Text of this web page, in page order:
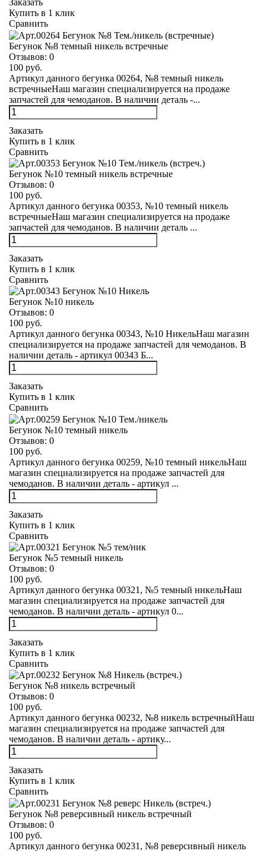
Заказать
Купить в 1 клик
Сравнить
Бегунок №8 темный никель встречные
Отзывов: 0
100 руб.
Артикул данного бегунка 00264, №8 темный никель
встречныеНаш магазин специализируется на продаже
запчастей для чемоданов. В наличии деталь -...
Заказать
Купить в 1 клик
Сравнить
Бегунок №10 темный никель встречные
Отзывов: 0
100 руб.
Артикул данного бегунка 00353, №10 темный никель
встречныеНаш магазин специализируется на продаже
запчастей для чемоданов. В наличии деталь ...
Заказать
Купить в 1 клик
Сравнить
Бегунок №10 никель
Отзывов: 0
100 руб.
Артикул данного бегунка 00343, №10 НикельНаш магазин
специализируется на продаже запчастей для чемоданов. В
наличии деталь - артикул 00343 Б...
Заказать
Купить в 1 клик
Сравнить
Бегунок №10 темный никель
Отзывов: 0
100 руб.
Артикул данного бегунка 00259, №10 темный никельНаш
магазин специализируется на продаже запчастей для
чемоданов. В наличии деталь - артикул ...
Заказать
Купить в 1 клик
Сравнить
Бегунок №5 темный никель
Отзывов: 0
100 руб.
Артикул данного бегунка 00321, №5 темный никельНаш
магазин специализируется на продаже запчастей для
чемоданов. В наличии деталь - артикул 0...
Заказать
Купить в 1 клик
Сравнить
Бегунок №8 никель встречный
Отзывов: 0
100 руб.
Артикул данного бегунка 00232, №8 никель встречныйНаш
магазин специализируется на продаже запчастей для
чемоданов. В наличии деталь - артику...
Заказать
Купить в 1 клик
Сравнить
Бегунок №8 реверсивный никель встречный
Отзывов: 0
100 руб.
Артикул данного бегунка 00231, №8 реверсивный никель